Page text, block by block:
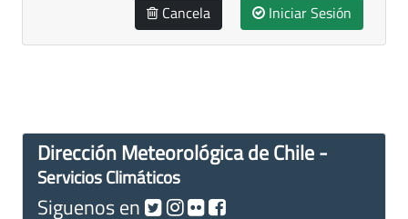
Cancela Iniciar Sesión
Dirección Meteorológica de Chile -
Servicios Climáticos
Siguenos en